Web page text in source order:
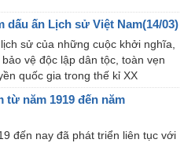
dấu ấn Lịch sử Việt Nam(14/03)
sử của những cuộc khởi nghĩa,
vệ độc lập dân tộc, toàn vẹn
quốc gia trong thế kỉ XX
từ năm 1919 đến năm
đến nay đã phát triển liên tục với